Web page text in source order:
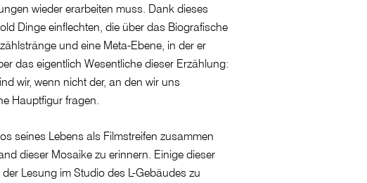
wieder erarbeiten muss. Dank dieses
Dinge einflechten, die über das Biografische
und eine Meta-Ebene, in der er
das eigentlich Wesentliche dieser Erzählung:
wir, wenn nicht der, an den wir uns
Hauptfigur fragen.
seines Lebens als Filmstreifen zusammen
dieser Mosaike zu erinnern. Einige dieser
Lesung im Studio des L-Gebäudes zu